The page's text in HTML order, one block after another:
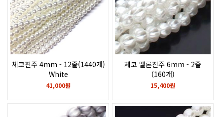
체코진주 4mm - 12줄(1440개)
White
41,000원
체코 멜론진주 6mm - 2줄
(160개)
White
15,400원